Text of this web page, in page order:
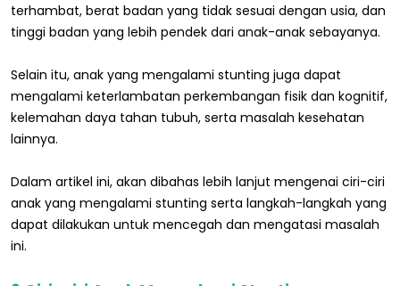
terhambat, berat badan yang tidak sesuai dengan usia, dan
tinggi badan yang lebih pendek dari anak-anak sebayanya.
Selain itu, anak yang mengalami stunting juga dapat
mengalami keterlambatan perkembangan fisik dan kognitif,
kelemahan daya tahan tubuh, serta masalah kesehatan
lainnya.
Dalam artikel ini, akan dibahas lebih lanjut mengenai ciri-ciri
anak yang mengalami stunting serta langkah-langkah yang
dapat dilakukan untuk mencegah dan mengatasi masalah
ini.